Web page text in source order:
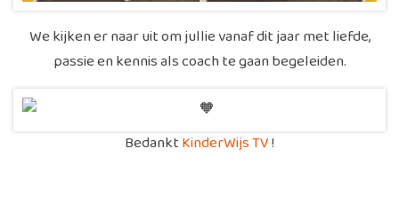
We kijken er naar uit om jullie vanaf dit jaar met liefde,
passie en kennis als coach te gaan begeleiden.
BedanktKinderWijs TV!